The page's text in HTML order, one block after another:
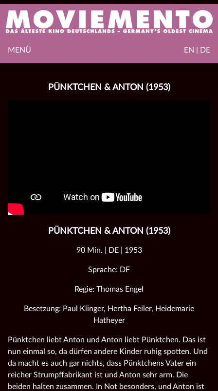
EN | DE
MENÜ
PÜNKTCHEN & ANTON (1953)
PÜNKTCHEN & ANTON (1953)
90 Min. | DE | 1953
Sprache: DF
Regie: Thomas Engel
Besetzung: Paul Klinger, Hertha Feiler, Heidemarie
Hatheyer
Pünktchen liebt Anton und Anton liebt Pünktchen. Das ist
nun einmal so, da dürfen andere Kinder ruhig spotten. Und
da macht es auch gar nichts, dass Pünktchens Vater ein
reicher Strumpffabrikant ist und Anton sehr arm. Die
beiden halten zusammen. In Not besonders, und Anton ist